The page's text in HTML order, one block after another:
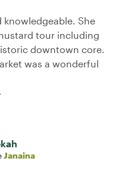
knowledgeable. She
tour including
downtown core.
was a wonderful
Janaina